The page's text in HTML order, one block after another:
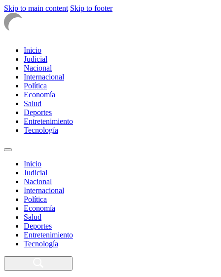
Skip to main content Skip to footer
Inicio
Judicial
Nacional
Internacional
Política
Economía
Salud
Deportes
Entretenimiento
Tecnología
Inicio
Judicial
Nacional
Internacional
Política
Economía
Salud
Deportes
Entretenimiento
Tecnología